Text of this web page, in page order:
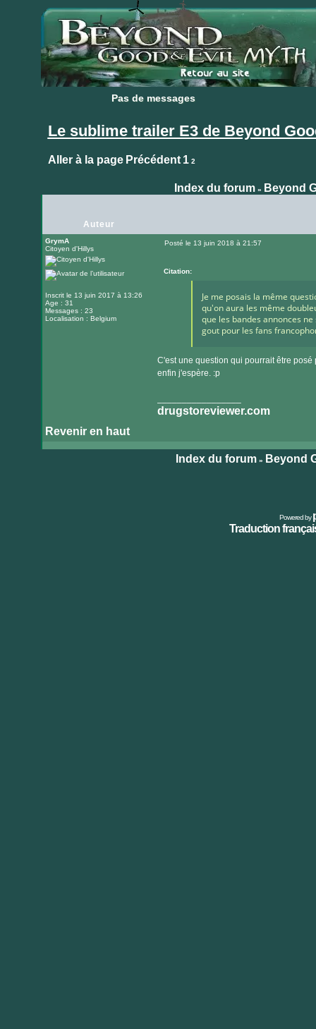
Pas de messages
Pas de messages
Le sublime trailer E3 de Beyond
Aller à la page Précédent 1 2
Index du forum» Beyond
Auteur
GrymA
Citoyen d'Hillys
Inscrit le 13 juin 2017 à 13:26
Age : 31
Messages : 23
Localisation : Belgium
Posté le 13 juin 2018 à 21:57
Citation:
Je me posais la même
qu'on aura les même
que les bandes annonces
gout pour les fans
C'est une question qui pourrait être
enfin j'espère. :p
drugstoreviewer.com
Revenir en haut
Index du forum» Beyond
Powered by
Traduction